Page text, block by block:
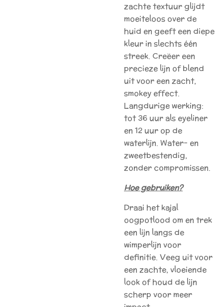
zachte textuur glijdt
moeiteloos over de
huid en geeft een diepe
kleur in slechts één
streek. Creëer een
precieze lijn of blend
uit voor een zacht,
smokey effect.
Langdurige werking:
tot 36 uur als eyeliner
en 12 uur op de
waterlijn. Water- en
zweetbestendig,
zonder compromissen.
Hoe gebruiken?
Draai het kajal
oogpotlood om en trek
een lijn langs de
wimperlijn voor
definitie. Veeg uit voor
een zachte, vloeiende
look of houd de lijn
scherp voor meer